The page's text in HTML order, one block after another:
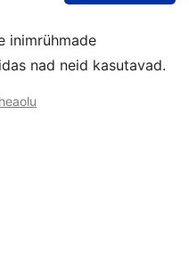
inimrühmade
nad neid kasutavad.